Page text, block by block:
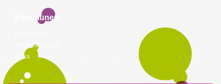
Kommunen
Ausschreibung
Links